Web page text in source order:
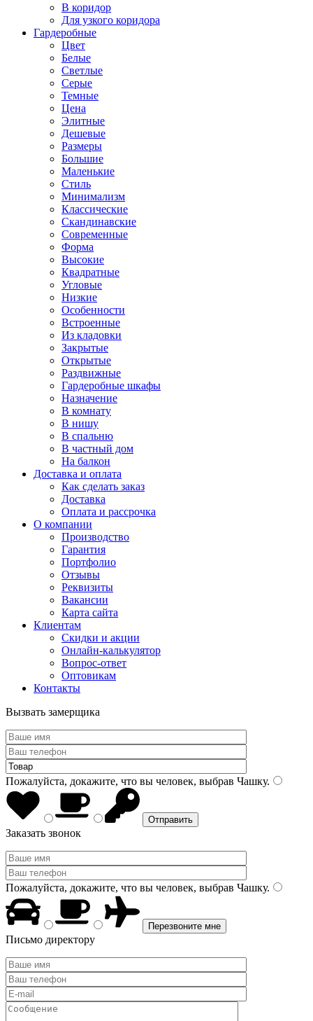
В коридор
Для узкого коридора
Гардеробные
Цвет
Белые
Светлые
Серые
Темные
Цена
Элитные
Дешевые
Размеры
Большие
Маленькие
Стиль
Минимализм
Классические
Скандинавские
Современные
Форма
Высокие
Квадратные
Угловые
Низкие
Особенности
Встроенные
Из кладовки
Закрытые
Открытые
Раздвижные
Гардеробные шкафы
Назначение
В комнату
В нишу
В спальню
В частный дом
На балкон
Доставка и оплата
Как сделать заказ
Доставка
Оплата и рассрочка
О компании
Производство
Гарантия
Портфолио
Отзывы
Реквизиты
Вакансии
Карта сайта
Клиентам
Скидки и акции
Онлайн-калькулятор
Вопрос-ответ
Оптовикам
Контакты
Вызвать замерщика
Пожалуйста, докажите, что вы человек, выбрав Чашку.
Заказать звонок
Пожалуйста, докажите, что вы человек, выбрав Чашку.
Письмо директору